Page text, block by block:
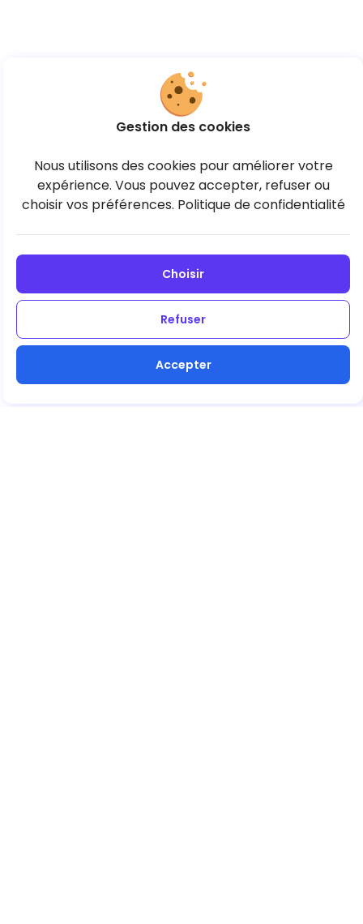
Gestion des cookies
Nous utilisons des cookies pour améliorer votre
expérience. Vous pouvez accepter, refuser ou
choisir vos préférences. Politique de confidentialité
Choisir
Refuser
Accepter